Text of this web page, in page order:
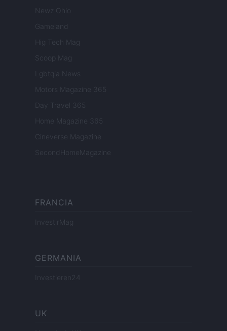
Newz Ohio
Gameland
Hig Tech Mag
Scoop Mag
Lgbtqia News
Motors Magazine 365
Day Travel 365
Home Magazine 365
Cineverse Magazine
SecondHomeMagazine
FRANCIA
InvestirMag
GERMANIA
Investieren24
UK